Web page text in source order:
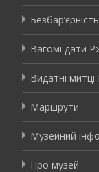
Безбар’єрність
Вагомі дати
Видатні
Маршрути
Музейний
Про музей